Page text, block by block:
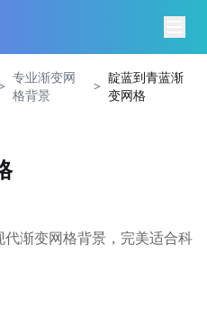
专业渐变网
格背景
>
靛蓝到青蓝渐
变网格
渐变网格背景，完美适合科